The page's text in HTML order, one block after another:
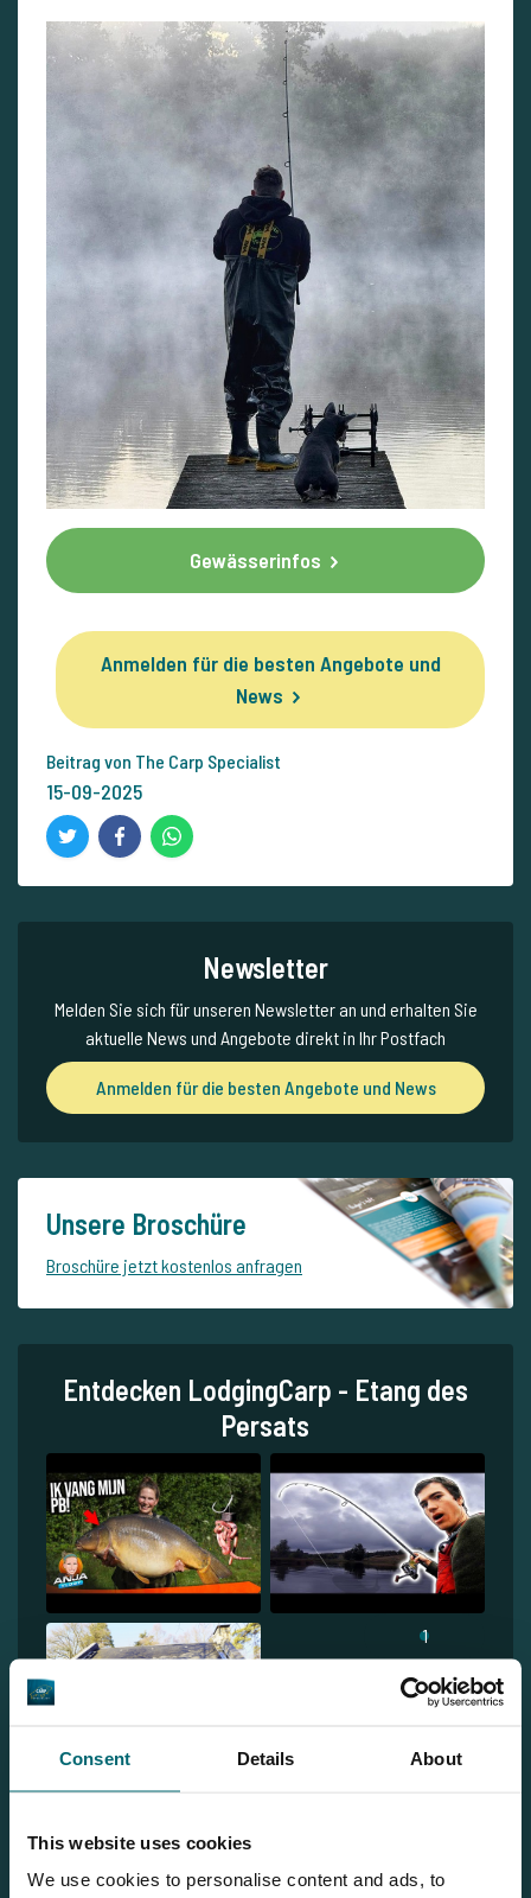
Consent Details About
This website uses cookies
We use cookies to personalise content and ads, to
Gewässerinfos
Anmelden für die besten Angebote und
News
Beitrag von The Carp Specialist
15-09-2025
Newsletter
Melden Sie sich für unseren Newsletter an und erhalten Sie
aktuelle News und Angebote direkt in Ihr Postfach
Anmelden für die besten Angebote und News
Unsere Broschüre
Broschüre jetzt kostenlos anfragen
Entdecken LodgingCarp - Etang des
Persats
1